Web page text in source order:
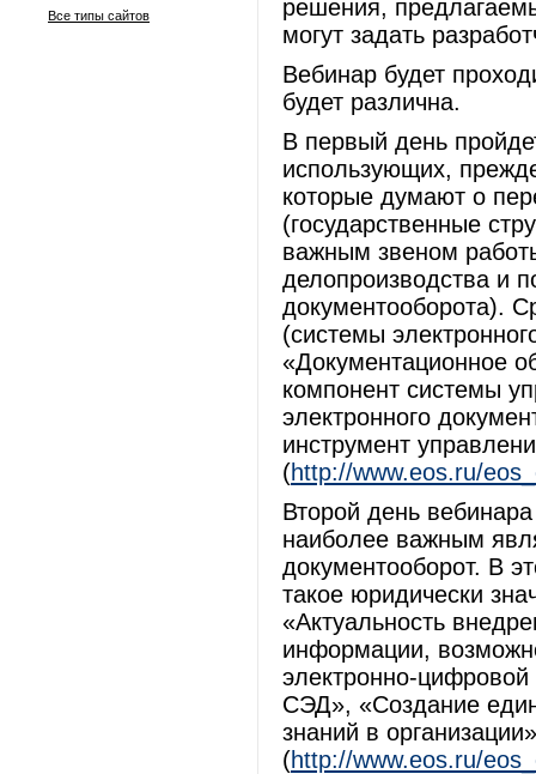
Все типы сайтов
решения,
могут задать
Вебинар будет
будет различна.
В первый день
использующих,
которые думают о
(государственные
важным звеном
делопроизводства и
документооборота).
(системы
«Документационное
компонент системы
электронного
инструмент
(http://www.eos.ru/
Второй день
наиболее важным
документооборот. В
такое юридически
«Актуальность
информации,
электронно-
СЭД», «Создание
знаний в
(http://www.eos.ru/